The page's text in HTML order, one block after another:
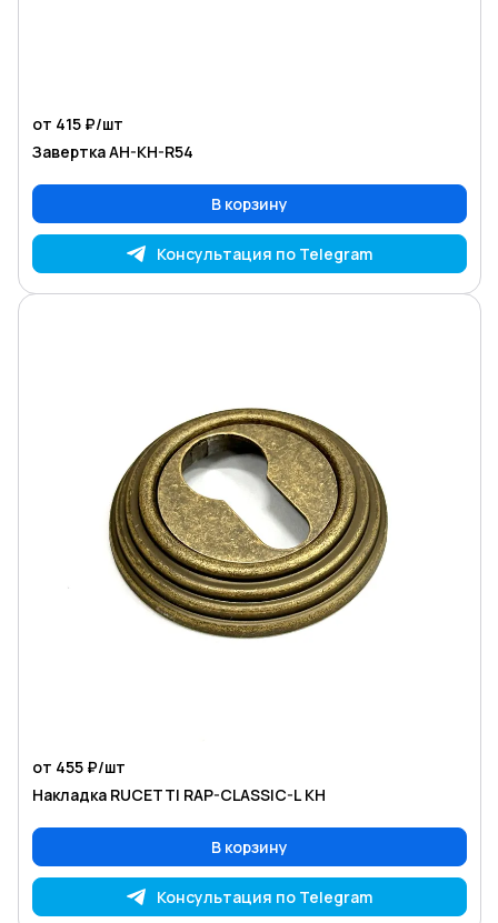
от 415 ₽/шт
Завертка AH-KH-R54
В корзину
Консультация по Telegram
от 455 ₽/шт
Накладка RUCETTI RAP-CLASSIC-L KH
В корзину
Консультация по Telegram